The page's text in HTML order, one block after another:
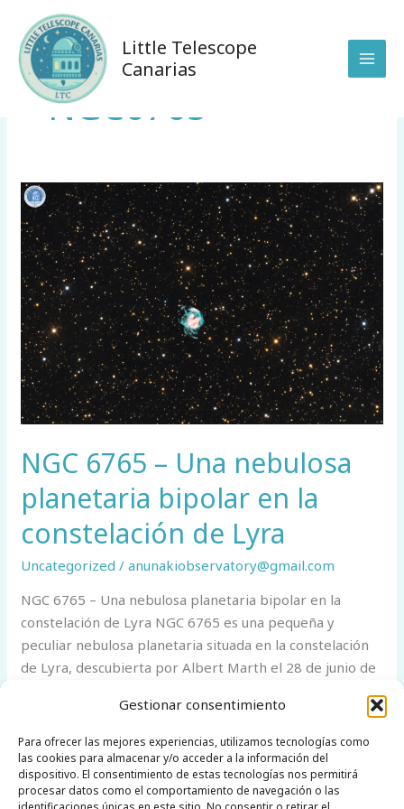
Gestionar consentimiento
Para ofrecer las mejores experiencias, utilizamos tecnologías como
las cookies para almacenar y/o acceder a la información del
dispositivo. El consentimiento de estas tecnologías nos permitirá
procesar datos como el comportamiento de navegación o las
contenido
Little Telescope
Canarias
NGC6765
NGC 6765 – Una nebulosa
planetaria bipolar en la
constelación de Lyra
Uncategorized /anunakiobservatory@gmail.com
NGC 6765 – Una nebulosa planetaria bipolar en la
constelación de Lyra NGC 6765 es una pequeña y
peculiar nebulosa planetaria situada en la constelación
de Lyra, descubierta por Albert Marth el 28 de junio de
tamaño aparente de apenas 38 segundos de arco, se […]
NGC
6765
–
Leer más »